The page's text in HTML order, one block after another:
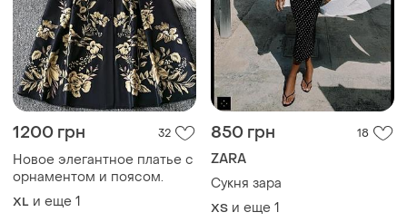
1200 грн 32
Новое элегантное платье с
орнаментом и поясом.
XL и еще 1
850 грн 18
ZARA
Сукня зара
ХS и еще 1
TOP